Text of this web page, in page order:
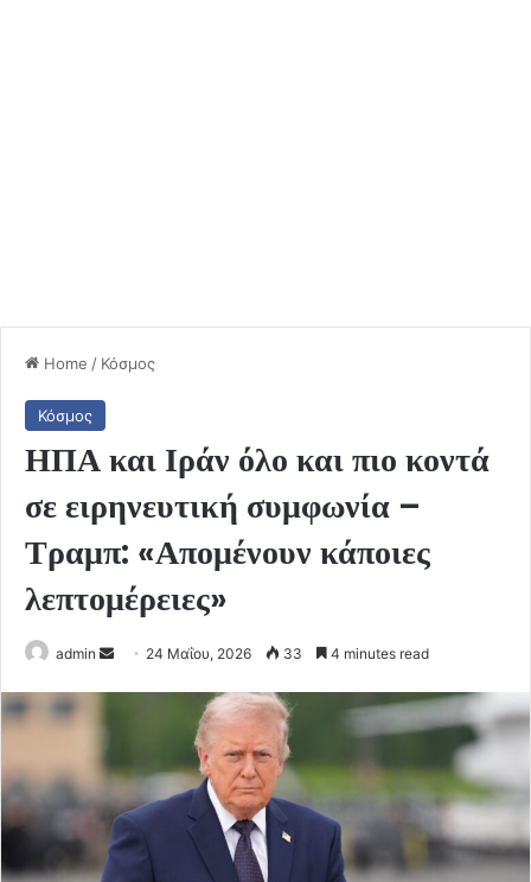
Home / Κόσμος
Κόσμος
ΗΠΑ και Ιράν όλο και πιο κοντά
σε ειρηνευτική συμφωνία –
Τραμπ: «Απομένουν κάποιες
λεπτομέρειες»
admin
Send 24 Μαΐου, 2026 33 4 minutes read